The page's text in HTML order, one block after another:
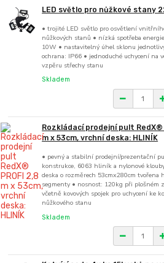
LED světlo pro nůžkové stany
• trojité LED světlo pro osvětlení
nůžkových stanů • nízká spotřeba
10W • nastavitelný úhel sklonu
ochrana: IP66 • jednoduché uchycení na
vzpěru střechy stanu
Skladem
Rozkládací prodejní pult RedX®
m x 53cm, vrchní deska: HLINÍK
• pevný a stabilní prodejní/prezentační
konstrukce, 6063 hliník a nylonové
deska o rozměrech 53cmx280cm tvořena
segmenty • nosnost: 120kg při plošném
včetně kovových spojek pro uchycení ke
nůžkového stanu
Skladem